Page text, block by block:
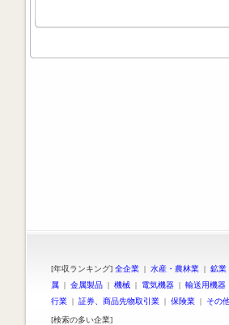
[年収ランキング] 全企業 | 水産・農林業 | 鉱業
属 | 金属製品 | 機械 | 電気機器 | 輸送用機器
行業 | 証券、商品先物取引業 | 保険業 | その
[検索の多い企業]